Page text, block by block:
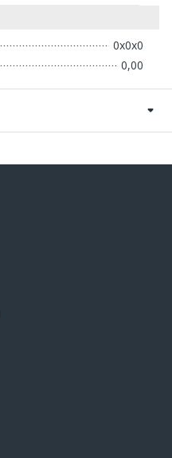
0х0х0
0,00